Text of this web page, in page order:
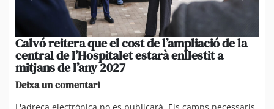
Calvó reitera que el cost de l’ampliació de la
central de l’Hospitalet estarà enllestit a
mitjans de l’any 2027
Deixa un comentari